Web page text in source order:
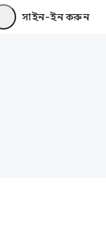
সাইন-ইন করুন